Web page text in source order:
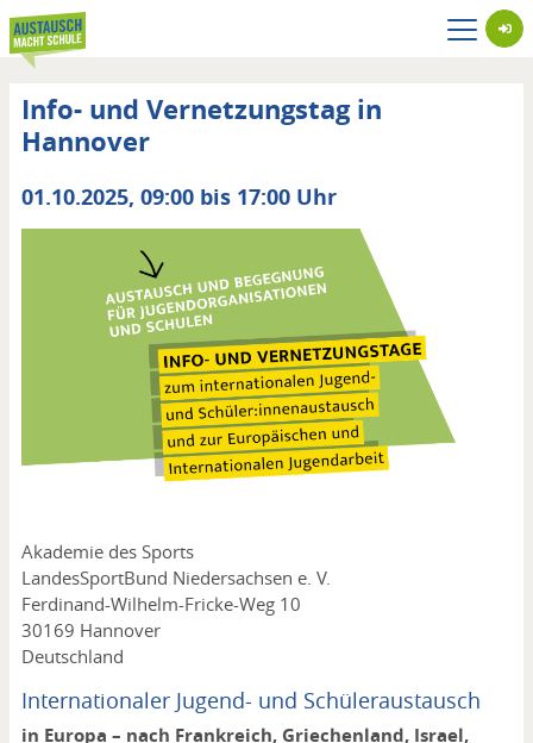
Direkt
zum
Inhalt
Info- und Vernetzungstag in
Hannover
Datum
von
01.10.2025, 09:00 bis 17:00 Uhr
Adresse
Akademie des Sports
LandesSportBund Niedersachsen e. V.
Ferdinand-Wilhelm-Fricke-Weg 10
30169 Hannover
Deutschland
Internationaler Jugend- und Schüleraustausch
in Europa – nach Frankreich, Griechenland, Israel,